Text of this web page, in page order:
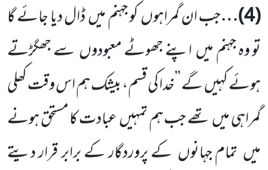
(
4
)…جب ان گمراہوںکو جہنم میںڈال دیا جائے گا
تو وہ جہنم میںاپنے جھوٹے معبودوںسے جھگڑتے
ہوئے کہیںگے ’’خدا کی قسم، بیشک ہم اس وقت کھلی
گمراہی میںتھے جب ہم تمہیںعبادت کا مستحق ہونے
میں تمام جہانوں کے پروردگارکے برابر قرار دیتے